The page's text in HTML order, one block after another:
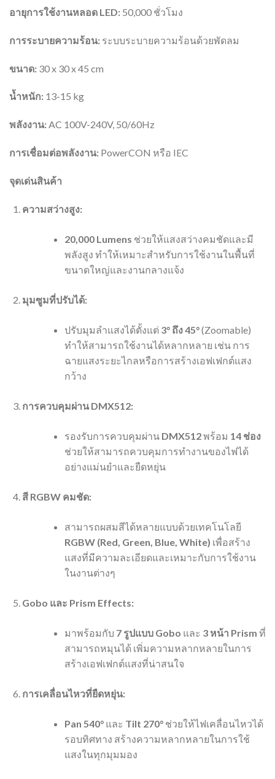
อายุการใช้งานหลอด LED: 50,000 ชั่วโมง
การระบายความร้อน: ระบบระบายความร้อนด้วยพัดลม
ขนาด: 30 x 30 x 45 cm
น้ำหนัก: 13-15 kg
พลังงาน:AC 100V-240V, 50/60Hz
การเชื่อมต่อพลังงาน: PowerCON หรือ IEC
จุดเด่นสินค้า
ความสว่างสูง:
20,000 Lumens ช่วยให้แสงสว่างคมชัดและมี
พลังสูง ทำให้เหมาะสำหรับการใช้งานในพื้นที่
ขนาดใหญ่และงานกลางแจ้ง
มุมซูมที่ปรับได้:
ปรับมุมลำแสงได้ตั้งแต่ 3° ถึง 45°(Zoomable)
ทำให้สามารถใช้งานได้หลากหลาย เช่น การ
ฉายแสงระยะไกลหรือการสร้างเอฟเฟกต์แสง
กว้าง
การควบคุมผ่าน DMX512:
รองรับการควบคุมผ่าน DMX512พร้อม 14 ช่อง
ช่วยให้สามารถควบคุมการทำงานของไฟได้
อย่างแม่นยำและยืดหยุ่น
สี RGBW คมชัด:
สามารถผสมสีได้หลายแบบด้วยเทคโนโลยี
RGBW (Red, Green, Blue, White) เพื่อสร้าง
แสงที่มีความละเอียดและเหมาะกับการใช้งาน
ในงานต่างๆ
Gobo และ Prism Effects:
มาพร้อมกับ 7 รูปแบบ Gobo และ 3 หน้า Prism ที่
สามารถหมุนได้ เพิ่มความหลากหลายในการ
สร้างเอฟเฟกต์แสงที่น่าสนใจ
การเคลื่อนไหวที่ยืดหยุ่น:
Pan 540°และ Tilt 270°ช่วยให้ไฟเคลื่อนไหวได้
รอบทิศทาง สร้างความหลากหลายในการใช้
แสงในทุกมุมมอง